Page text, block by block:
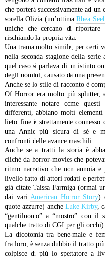
che porterà successivamente ad
sorella Olivia (un’ottimaRhea
uniche che cercano di riportare
rischiando la propria vita.
Una trama molto simile, per certi
nella seconda stagione della serie
quel caso si parlava di un istinto
degli uomini, causato da una
Anche se lo stile di racconto è
Of Horror era molto più splutter,
interessante notare come
differenti, abbiano molti
lieto fine è strettamente connesso
una Annie più sicura di sé e
confronti delle avance maschili.
Anche se a tratti la storia è
cliché da horror-movies che
ritmo narrativo che non annoia e
livello fatto di attori rodati e
già citate Taissa Farmiga (ormai
dai vari American Horror Story)
quote azzurre)anche Luke Kirby,
“gentiluomo” a “mostro” con il
qualche tratto di CGI per gli occhi).
La dicotomia tra bene-male e
fra loro, è senza dubbio il tratto
colpisce di più lo spettatore a